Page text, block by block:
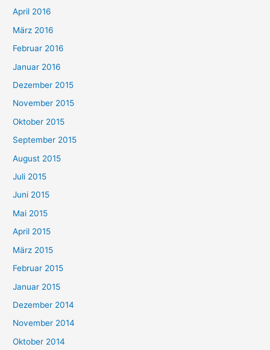
April 2016
März 2016
Februar 2016
Januar 2016
Dezember 2015
November 2015
Oktober 2015
September 2015
August 2015
Juli 2015
Juni 2015
Mai 2015
April 2015
März 2015
Februar 2015
Januar 2015
Dezember 2014
November 2014
Oktober 2014